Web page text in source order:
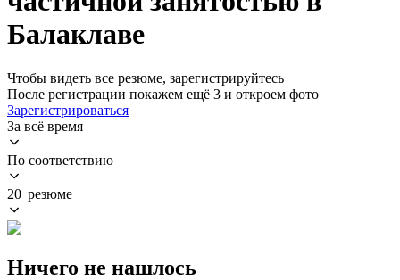
Балаклаве
Чтобы видеть все резюме, зарегистрируйтесь
После регистрации покажем ещё 3 и откроем фото
Зарегистрироваться
За всё время
По соответствию
20 резюме
Ничего не нашлось